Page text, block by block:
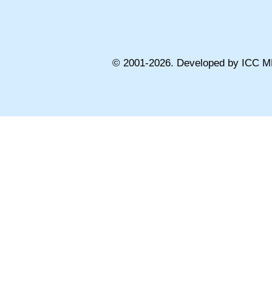
© 2001-2026. Developed by ICC